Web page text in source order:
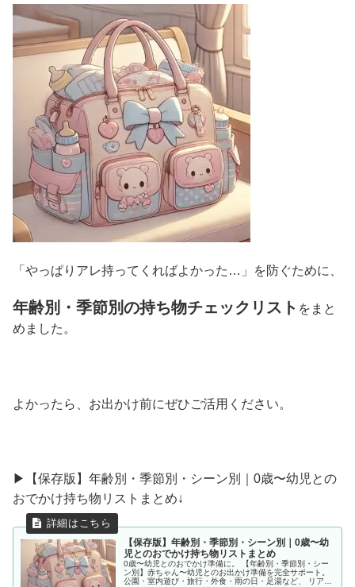
「やっぱりアレ持ってくればよかった…」を防ぐために、
年齢別・季節別の持ち物チェックリスト をまと
めました。
よかったら、お出かけ前にぜひご活用ください。
▶︎【保存版】年齢別・季節別・シーン別｜0歳〜幼児との
おでかけ持ち物リストまとめ↓
【保存版】年齢別・季節別・シーン別｜0歳〜幼
児とのおでかけ持ち物リストまとめ
0歳〜幼児とのおでかけ準備に。 【年齢別・季節別・シー
ン別】赤ちゃん〜幼児とのお出かけ準備を完全サポート。
公園・室内遊び・旅行・外食・雨の日・足湯など、 リアル